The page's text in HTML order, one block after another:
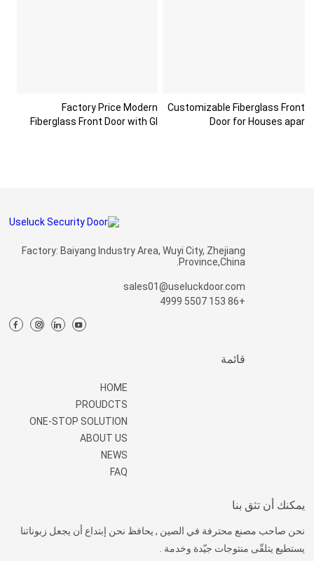
Customizable Fiberglass Front
Door for Houses apar
Factory Price Modern
Fiberglass Front Door with Gl
Factory: Baiyang Industry Area, Wuyi City, Zhejiang
Province,China.
sales01@useluckdoor.com
+86 153 5507 4999
قائمة
HOME
PROUDCTS
ONE-STOP SOLUTION
ABOUT US
NEWS
FAQ
يمكنك أن تثق بنا
نحن صاحب مصنع محترفة في الصين , يحافظ نحن إبتداع أن يجعل زبوناتنا
يستطيع يتلقّى منتوجات جيّدة وخدمة .